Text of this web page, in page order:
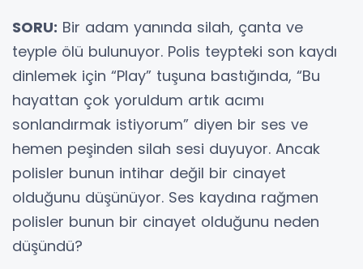
SORU: Bir adam yanında silah, çanta ve
teyple ölü bulunuyor. Polis teypteki son kaydı
dinlemek için “Play” tuşuna bastığında, “Bu
hayattan çok yoruldum artık acımı
sonlandırmak istiyorum” diyen bir ses ve
hemen peşinden silah sesi duyuyor. Ancak
polisler bunun intihar değil bir cinayet
olduğunu düşünüyor. Ses kaydına rağmen
polisler bunun bir cinayet olduğunu neden
düşündü?